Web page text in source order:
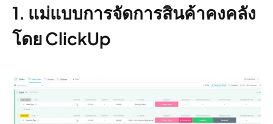
1. แม่แบบการจัดการสินค้าคงคลัง
โดย ClickUp